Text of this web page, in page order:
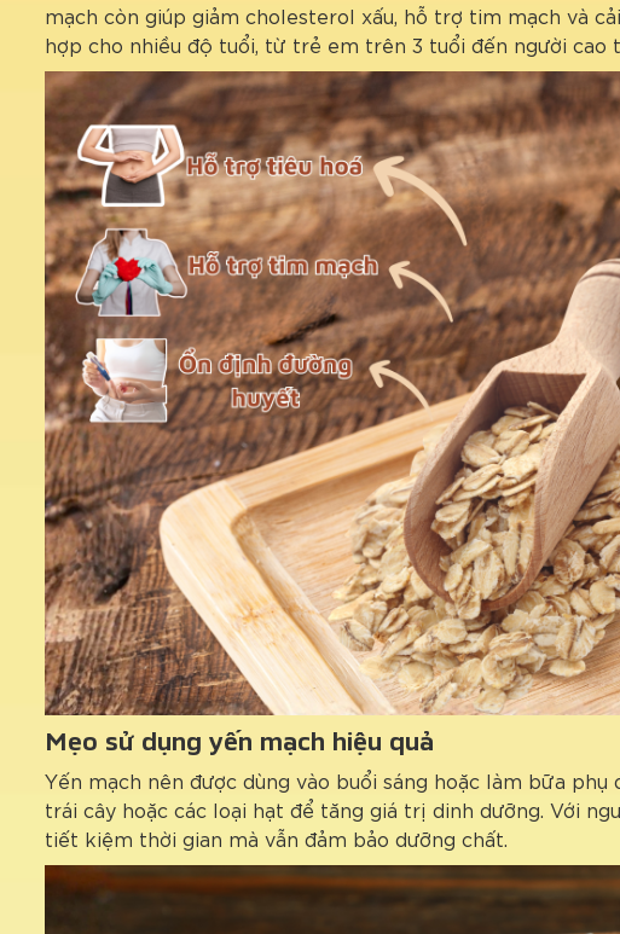
mạch còn giúp giảm cholesterol xấu, hỗ trợ tim mạch và
hợp cho nhiều độ tuổi, từ trẻ em trên 3 tuổi đến người cao
Mẹo sử dụng yến mạch hiệu quả
Yến mạch nên được dùng vào buổi sáng hoặc làm bữa
trái cây hoặc các loại hạt để tăng giá trị dinh dưỡng. Với
tiết kiệm thời gian mà vẫn đảm bảo dưỡng chất.